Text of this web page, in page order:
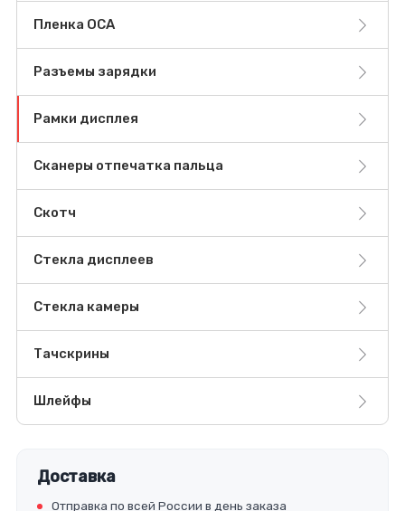
Пленка OCA
Разъемы зарядки
Рамки дисплея
Сканеры отпечатка пальца
Скотч
Стекла дисплеев
Стекла камеры
Тачскрины
Шлейфы
Доставка
Отправка по всей России в день заказа